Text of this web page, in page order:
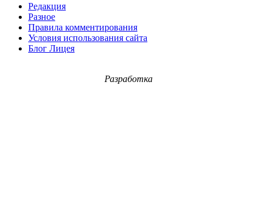
Редакция
Разное
Правила комментирования
Условия использования сайта
Блог Лицея
Разработка